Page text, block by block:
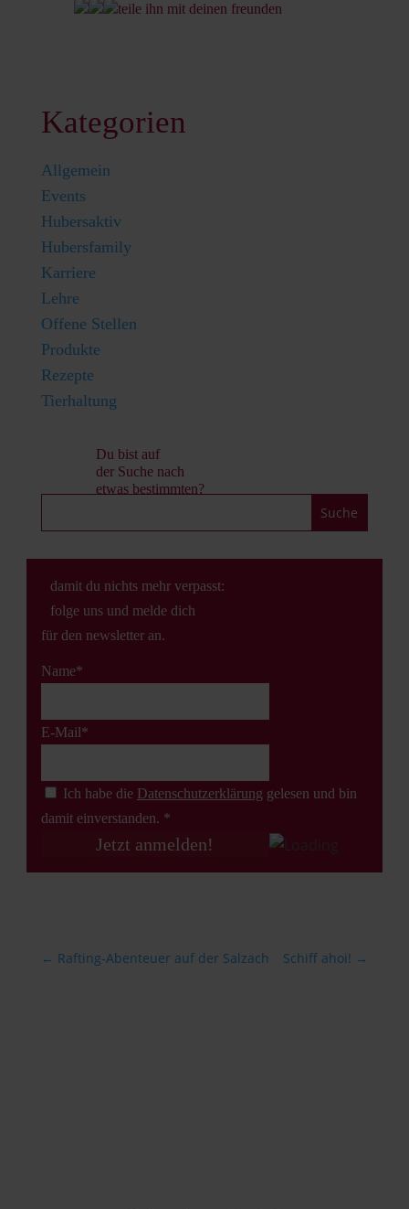
teile ihn mit deinen freunden
Kategorien
Allgemein
Events
Hubersaktiv
Hubersfamily
Karriere
Lehre
Offene Stellen
Produkte
Rezepte
Tierhaltung
Du bist auf
der Suche nach
etwas bestimmten?
damit du nichts mehr verpasst:
folge uns und melde dich
für den newsletter an.
Name*
E-Mail*
Ich habe die Datenschutz­erklärung gelesen und bin
damit einverstanden. *
← Rafting-Abenteuer auf der Salzach Schiff ahoi! →